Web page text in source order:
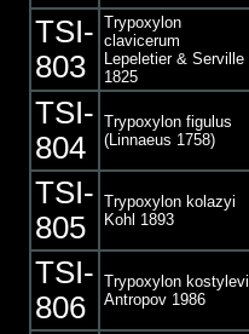
TSI-
803
Trypoxylon
clavicerum
Lepeletier & Serville
1825
TSI-
804
Trypoxylon figulus
(Linnaeus 1758)
TSI-
805
Trypoxylon kolazyi
Kohl 1893
TSI-
806
Trypoxylon kostylevi
Antropov 1986